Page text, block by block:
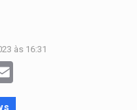
às 16:31